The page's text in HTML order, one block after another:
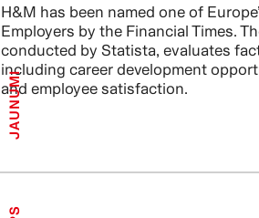
H&M has been named one of
Employers by the Financial Times.
conducted by Statista, evaluates
including career development
and employee satisfaction.
JAUNUMI